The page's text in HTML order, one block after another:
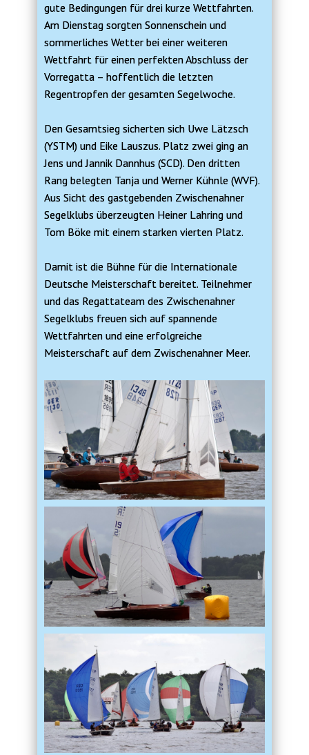
gute Bedingungen für drei kurze Wettfahrten.
Am Dienstag sorgten Sonnenschein und
sommerliches Wetter bei einer weiteren
Wettfahrt für einen perfekten Abschluss der
Vorregatta – hoffentlich die letzten
Regentropfen der gesamten Segelwoche.
Den Gesamtsieg sicherten sich Uwe Lätzsch
(YSTM) und Eike Lauszus. Platz zwei ging an
Jens und Jannik Dannhus (SCD). Den dritten
Rang belegten Tanja und Werner Kühnle (WVF).
Aus Sicht des gastgebenden Zwischenahner
Segelklubs überzeugten Heiner Lahring und
Tom Böke mit einem starken vierten Platz.
Damit ist die Bühne für die Internationale
Deutsche Meisterschaft bereitet. Teilnehmer
und das Regattateam des Zwischenahner
Segelklubs freuen sich auf spannende
Wettfahrten und eine erfolgreiche
Meisterschaft auf dem Zwischenahner Meer.